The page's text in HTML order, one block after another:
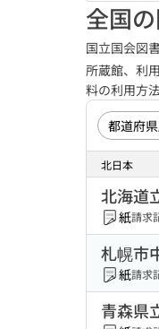
全国
国立国会図
所蔵館、利
料の利用方
北日本
北海道
紙請求
札幌市
紙請求
青森県